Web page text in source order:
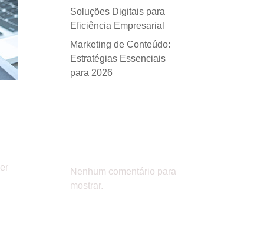
Soluções Digitais para
Eficiência Empresarial
Marketing de Conteúdo:
Estratégias Essenciais
para 2026
Nenhum comentário para
mostrar.